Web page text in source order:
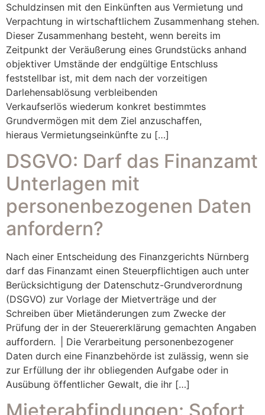
Schuldzinsen mit den Einkünften aus Vermietung und
Verpachtung in wirtschaftlichem Zusammenhang stehen.
Dieser Zusammenhang besteht, wenn bereits im
Zeitpunkt der Veräußerung eines Grundstücks anhand
objektiver Umstände der endgültige Entschluss
feststellbar ist, mit dem nach der vorzeitigen
Darlehensablösung verbleibenden
Verkaufserlös wiederum konkret bestimmtes
Grundvermögen mit dem Ziel anzuschaffen,
hieraus Vermietungseinkünfte zu […]
DSGVO: Darf das Finanzamt
Unterlagen mit
personenbezogenen Daten
anfordern?
Nach einer Entscheidung des Finanzgerichts Nürnberg
darf das Finanzamt einen Steuerpflichtigen auch unter
Berücksichtigung der Datenschutz-Grundverordnung
(DSGVO) zur Vorlage der Mietverträge und der
Schreiben über Mietänderungen zum Zwecke der
Prüfung der in der Steuererklärung gemachten Angaben
auffordern. | Die Verarbeitung personenbezogener
Daten durch eine Finanzbehörde ist zulässig, wenn sie
zur Erfüllung der ihr obliegenden Aufgabe oder in
Ausübung öffentlicher Gewalt, die ihr […]